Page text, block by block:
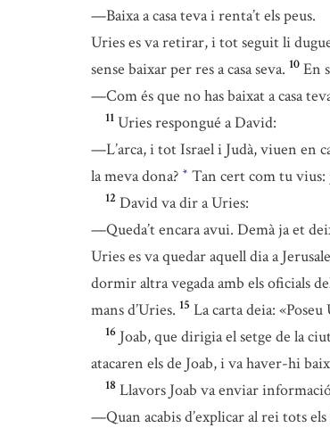
—Baixa a casa teva i renta’t els peus.
Uries es va retirar, i tot seguit li
sense baixar per res a casa seva. 10 En
—Com és que no has baixat a casa
11 Uries respongué a David:
—L’arca, i tot Israel i Judà, viuen en
la meva dona? * Tan cert com tu vius:
12 David va dir a Uries:
—Queda’t encara avui. Demà ja et
Uries es va quedar aquell dia a
dormir altra vegada amb els oficials
mans d’Uries. 15 La carta deia:
16 Joab, que dirigia el setge de la
atacaren els de Joab, i va haver-hi
18 Llavors Joab va enviar
—Quan acabis d’explicar al rei tots els